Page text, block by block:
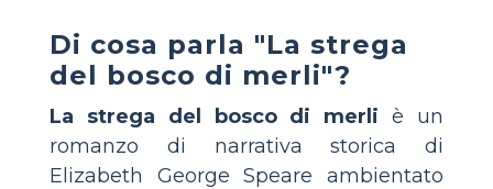
Di cosa parla "La strega
del bosco di merli"?
La strega del bosco di merli è un
romanzo di narrativa storica di
Elizabeth George Speare ambientato